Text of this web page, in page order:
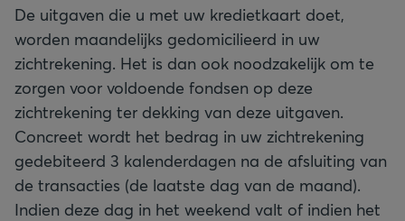
De uitgaven die u met uw kredietkaart doet,
worden maandelijks gedomicilieerd in uw
zichtrekening. Het is dan ook noodzakelijk om te
zorgen voor voldoende fondsen op deze
zichtrekening ter dekking van deze uitgaven.
Concreet wordt het bedrag in uw zichtrekening
gedebiteerd 3 kalenderdagen na de afsluiting van
de transacties (de laatste dag van de maand).
Indien deze dag in het weekend valt of indien het